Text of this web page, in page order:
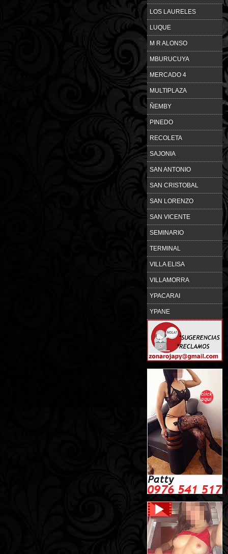
LOS LAURELES
LUQUE
M R ALONSO
MBURUCUYA
MERCADO 4
MULTIPLAZA
ÑEMBY
PINEDO
RECOLETA
SAJONIA
SAN ANTONIO
SAN CRISTOBAL
SAN LORENZO
SAN VICENTE
SEMINARIO
TERMINAL
VILLA ELISA
VILLAMORRA
YPACARAI
YPANE